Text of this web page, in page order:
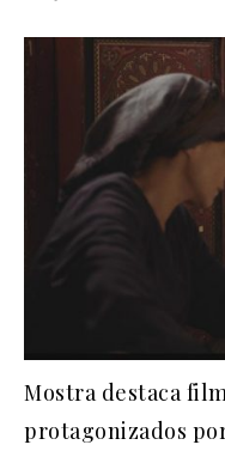
Mostra destaca
protagonizados